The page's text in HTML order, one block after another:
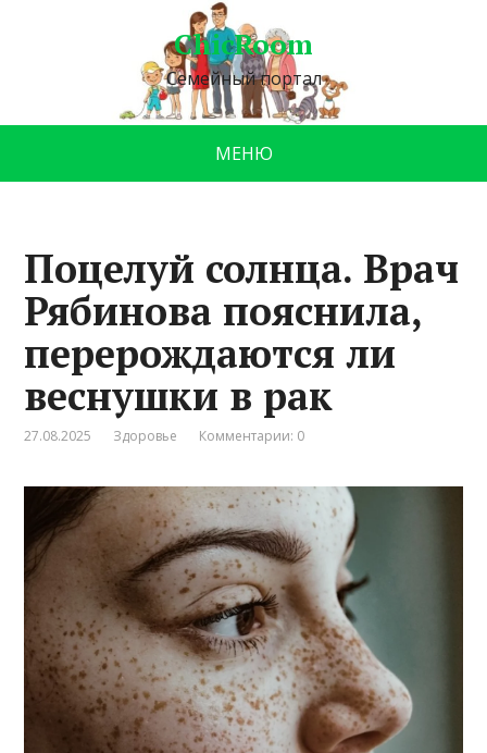
ChicRoom
Семейный портал
МЕНЮ
Поцелуй солнца. Врач
Рябинова пояснила,
перерождаются ли
веснушки в рак
27.08.2025 Здоровье Комментарии: 0